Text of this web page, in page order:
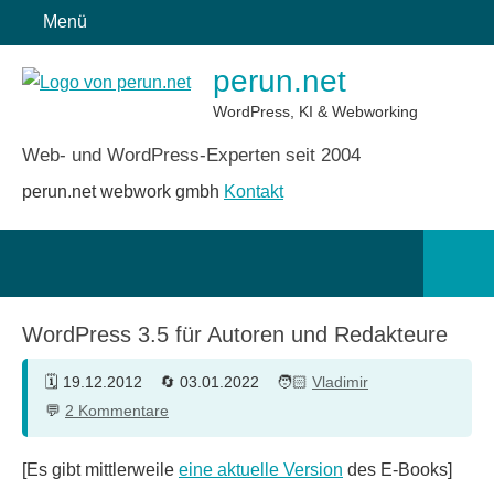
Inhalt
springen
Menü
perun.net
WordPress, KI & Webworking
Web- und WordPress-Experten seit 2004
perun.net webwork gmbh Kontakt
WordPress 3.5 für Autoren und Redakteure
19.12.2012 03.01.2022
Vladimir
2 Kommentare
[Es gibt mittlerweile eine aktuelle Version des E-Books]